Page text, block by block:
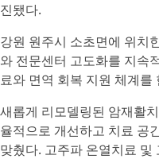
진됐다.
강원 원주시 소초면에 위치
와 전문센터 고도화를 지속
료와 면역 회복 지원 체계를
새롭게 리모델링된 암재활
율적으로 개선하고 치료 공
맞췄다. 고주파 온열치료